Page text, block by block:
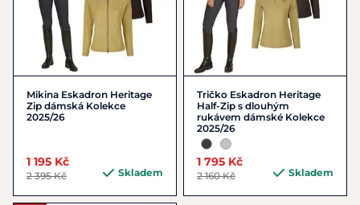
Mikina Eskadron Heritage
Zip dámská Kolekce
2025/26
1 195 Kč
2 395 Kč Skladem
Tričko Eskadron Heritage
Half-Zip s dlouhým
rukávem dámské Kolekce
2025/26
1 795 Kč
2 160 Kč Skladem